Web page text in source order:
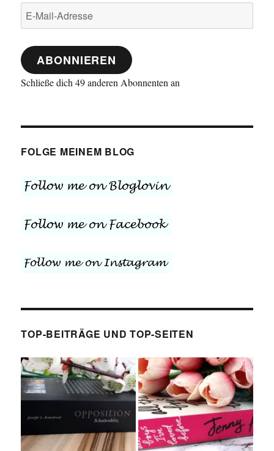
E-
Mail-
Adresse
ABONNIEREN
Schließe dich 49 anderen Abonnenten an
FOLGE MEINEM BLOG
TOP-BEITRÄGE UND TOP-SEITEN